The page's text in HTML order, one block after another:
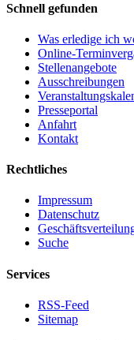
Schnell gefunden
Was erledige ich
Online-
Stellenangebote
Ausschreibungen
Presseportal
Anfahrt
Kontakt
Rechtliches
Impressum
Datenschutz
Suche
Services
RSS-Feed
Sitemap